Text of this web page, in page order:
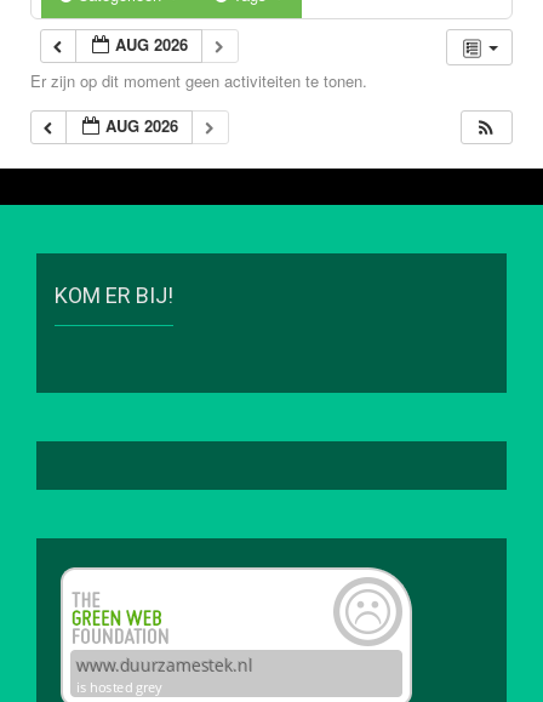
AUG 2026
Er zijn op dit moment geen activiteiten te tonen.
AUG 2026
KOM ER BIJ!